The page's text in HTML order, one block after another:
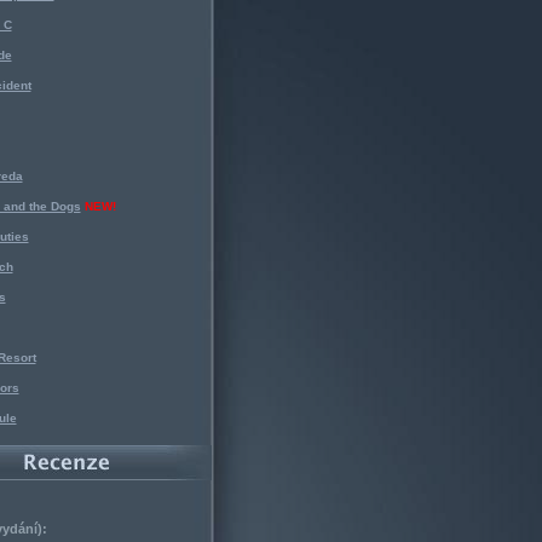
C
the Dogs NEW!